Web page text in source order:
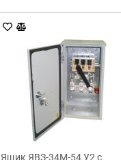
Ящик ЯВЗ-34М-54 У2 с